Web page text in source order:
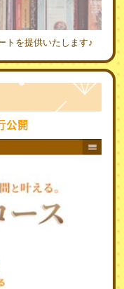
トを提供いたします♪
公開